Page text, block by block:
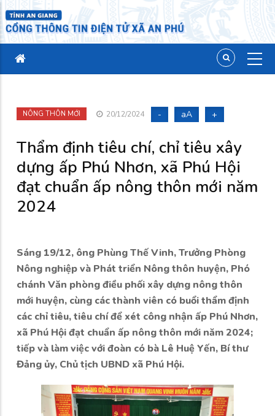
NÔNG THÔN MỚI 20/12/2024 - aA +
Thẩm định tiêu chí, chỉ tiêu xây
dựng ấp Phú Nhơn, xã Phú Hội
đạt chuẩn ấp nông thôn mới năm
2024
Sáng 19/12, ông Phùng Thế Vinh, Trưởng Phòng
Nông nghiệp và Phát triển Nông thôn huyện, Phó
chánh Văn phòng điều phối xây dựng nông thôn
mới huyện, cùng các thành viên có buổi thẩm định
các chỉ tiêu, tiêu chí để xét công nhận ấp Phú Nhơn,
xã Phú Hội đạt chuẩn ấp nông thôn mới năm 2024;
tiếp và làm việc với đoàn có bà Lê Huệ Yến, Bí thư
Đảng ủy, Chủ tịch UBND xã Phú Hội.